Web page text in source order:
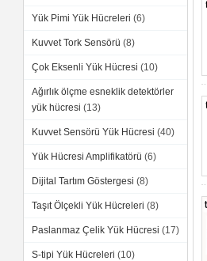
Yük Pimi Yük Hücreleri (6)
Kuvvet Tork Sensörü (8)
Çok Eksenli Yük Hücresi (10)
Ağırlık ölçme esneklik detektörler
yük hücresi (13)
Kuvvet Sensörü Yük Hücresi (40)
Yük Hücresi Amplifikatörü (6)
Dijital Tartım Göstergesi (8)
Taşıt Ölçekli Yük Hücreleri (8)
Paslanmaz Çelik Yük Hücresi (17)
S-tipi Yük Hücreleri (10)